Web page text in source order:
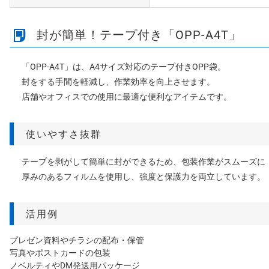
封が簡単！テープ付き「OPP-A4T」
「OPP-A4T」は、A4サイズ対応のテープ付きOPP袋。
封をする手間を軽減し、作業効率を向上させます。
店舗やオフィスでの使用に最適な便利なアイテムです。
使いやすさ抜群
テープを剥がして簡単に封ができるため、包装作業がスムーズに
厚みのあるフィルムを使用し、強度と保護力を両立しています。
活用例
プレゼン資料やチラシの配布・保管
写真やポストカードの包装
ノベルティやDM発送用パッケージ